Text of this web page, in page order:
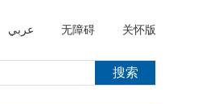
عربي 无障碍 关怀版